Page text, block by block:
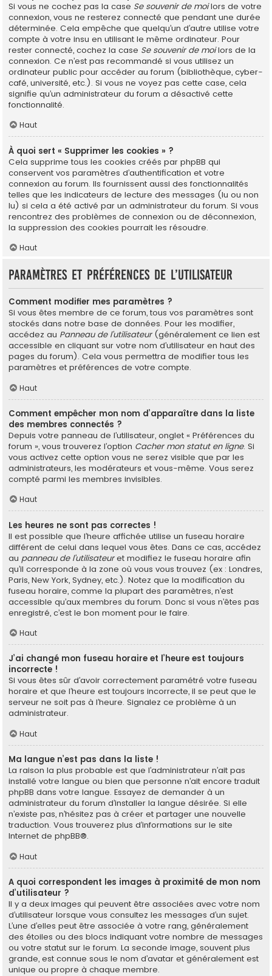
Si vous ne cochez pas la case Se souvenir de moilors de votre
connexion, vous ne resterez connecté que pendant une durée
déterminée. Cela empêche que quelqu’un d’autre utilise votre
compte à votre insu en utilisant le même ordinateur. Pour
rester connecté, cochez la case Se souvenir de moilors de la
connexion. Ce n’est pas recommandé si vous utilisez un
ordinateur public pour accéder au forum (bibliothèque, cyber-
café, université, etc.). Si vous ne voyez pas cette case, cela
signifie qu’un administrateur du forum a désactivé cette
fonctionnalité.
Haut
À quoi sert « Supprimer les cookies » ?
Cela supprime tous les cookies créés par phpBB qui
conservent vos paramètres d’authentification et votre
connexion au forum. Ils fournissent aussi des fonctionnalités
telles que les indicateurs de lecture des messages (lu ou non
lu) si cela a été activé par un administrateur du forum. Si vous
rencontrez des problèmes de connexion ou de déconnexion,
la suppression des cookies pourrait les résoudre.
Haut
Paramètres et préférences de l’utilisateur
Comment modifier mes paramètres ?
Si vous êtes membre de ce forum, tous vos paramètres sont
stockés dans notre base de données. Pour les modifier,
accédez au Panneau de l’utilisateur(généralement ce lien est
accessible en cliquant sur votre nom d’utilisateur en haut des
pages du forum). Cela vous permettra de modifier tous les
paramètres et préférences de votre compte.
Haut
Comment empêcher mon nom d’apparaître dans la liste
des membres connectés ?
Depuis votre panneau de l’utilisateur, onglet « Préférences du
forum », vous trouverez l’option Cacher mon statut en ligne. Si
vous activez cette option vous ne serez visible que par les
administrateurs, les modérateurs et vous-même. Vous serez
compté parmi les membres invisibles.
Haut
Les heures ne sont pas correctes !
Il est possible que l’heure affichée utilise un fuseau horaire
différent de celui dans lequel vous êtes. Dans ce cas, accédez
au panneau de l’utilisateuret modifiez le fuseau horaire afin
qu’il corresponde à la zone où vous vous trouvez (ex : Londres,
Paris, New York, Sydney, etc.). Notez que la modification du
fuseau horaire, comme la plupart des paramètres, n’est
accessible qu’aux membres du forum. Donc si vous n’êtes pas
enregistré, c’est le bon moment pour le faire.
Haut
J’ai changé mon fuseau horaire et l’heure est toujours
incorrecte !
Si vous êtes sûr d’avoir correctement paramétré votre fuseau
horaire et que l’heure est toujours incorrecte, il se peut que le
serveur ne soit pas à l’heure. Signalez ce problème à un
administrateur.
Haut
Ma langue n’est pas dans la liste !
La raison la plus probable est que l’administrateur n’ait pas
installé votre langue ou bien que personne n’ait encore traduit
phpBB dans votre langue. Essayez de demander à un
administrateur du forum d’installer la langue désirée. Si elle
n’existe pas, n’hésitez pas à créer et partager une nouvelle
traduction. Vous trouverez plus d’informations sur le site
Internet de phpBB®.
Haut
A quoi correspondent les images à proximité de mon nom
d’utilisateur ?
Il y a deux images qui peuvent être associées avec votre nom
d’utilisateur lorsque vous consultez les messages d’un sujet.
L’une d’elles peut être associée à votre rang, généralement
des étoiles ou des blocs indiquant votre nombre de messages
ou votre statut sur le forum. La seconde image, souvent plus
grande, est connue sous le nom d’avatar et généralement est
unique ou propre à chaque membre.